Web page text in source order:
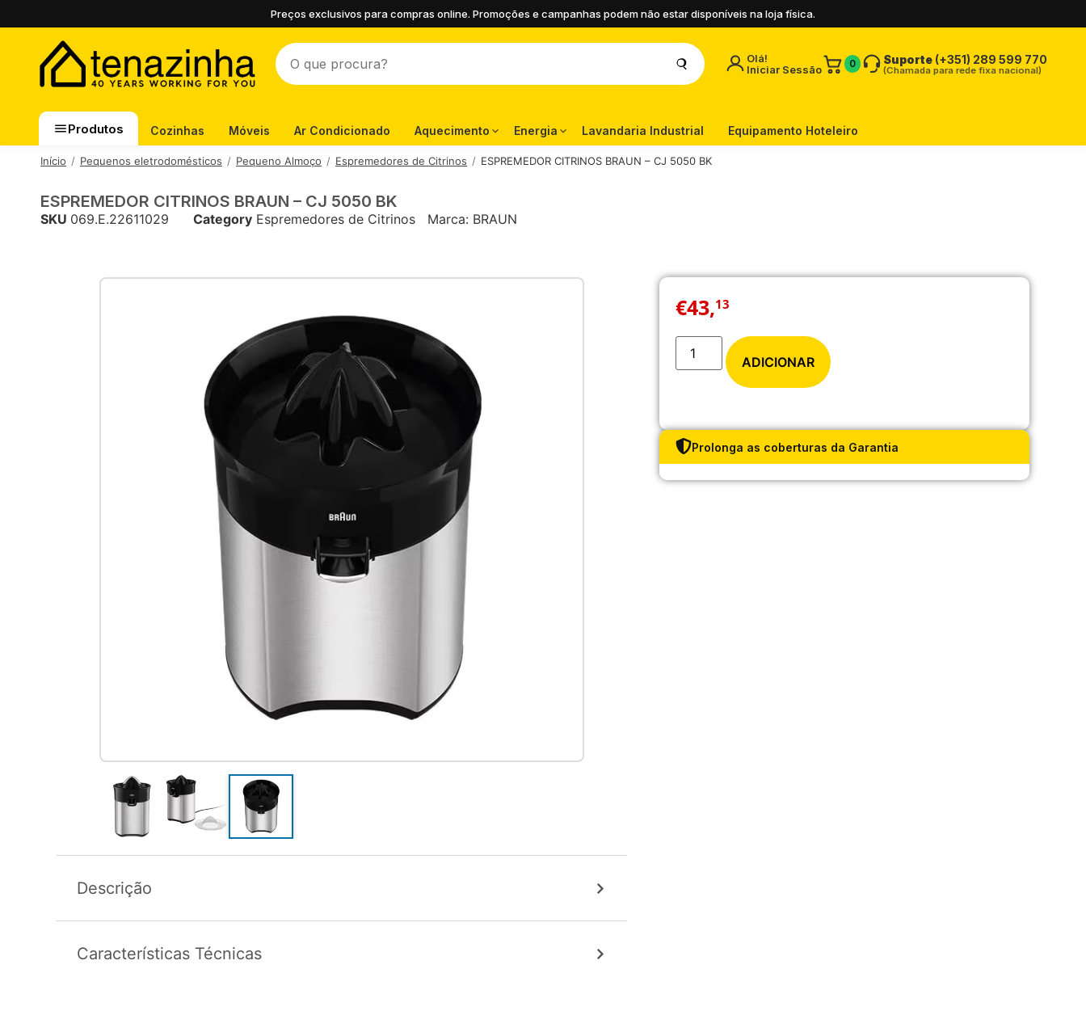
Preços exclusivos para compras online. Promoções e campanhas podem não estar disponíveis na loja física.
Olá!
Iniciar Sessão
0 Suporte (+351) 289 599 770
(Chamada para rede fixa nacional)
Produtos Cozinhas Móveis Ar Condicionado Aquecimento Energia Lavandaria Industrial Equipamento Hoteleiro
Início Pequenos eletrodomésticos Pequeno Almoço Espremedores de Citrinos ESPREMEDOR CITRINOS BRAUN – CJ 5050 BK
ESPREMEDOR CITRINOS BRAUN – CJ 5050 BK
SKU 069.E.22611029 Category Espremedores de Citrinos Marca: BRAUN
Descrição
Características Técnicas
€43,13
ADICIONAR
Prolonga as coberturas da Garantia